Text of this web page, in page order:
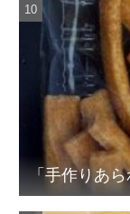
「手作りあ